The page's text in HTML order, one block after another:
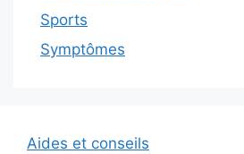
Sports
Symptômes
Aides et conseils